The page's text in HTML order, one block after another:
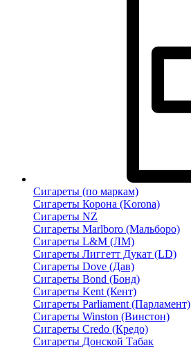
Сигареты (по маркам)
Сигареты Корона (Korona)
Сигареты NZ
Сигареты Marlboro (Мальборо)
Сигареты L&M (ЛМ)
Сигареты Лиггетт Дукат (LD)
Сигареты Dove (Дав)
Сигареты Bond (Бонд)
Сигареты Kent (Кент)
Сигареты Parliament (Парламент)
Сигареты Winston (Винстон)
Сигареты Credo (Кредо)
Сигареты Донской Табак